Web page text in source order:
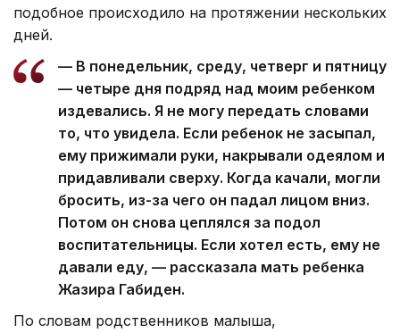
подобное происходило на протяжении нескольких
дней.
— В понедельник, среду, четверг и пятницу
— четыре дня подряд над моим ребенком
издевались. Я не могу передать словами
то, что увидела. Если ребенок не засыпал,
ему прижимали руки, накрывали одеялом и
придавливали сверху. Когда качали, могли
бросить, из-за чего он падал лицом вниз.
Потом он снова цеплялся за подол
воспитательницы. Если хотел есть, ему не
давали еду, — рассказала мать ребенка
Жазира Габиден.
По словам родственников малыша,